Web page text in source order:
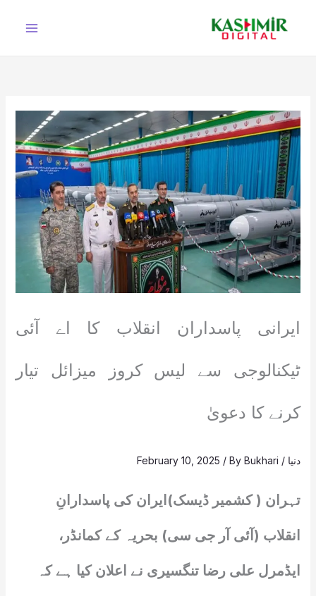
ایرانی پاسداران انقلاب کا اے آئی
ٹیکنالوجی سے لیس کروز میزائل تیار
کرنے کا دعویٰ
دنیا /
February 10, 2025 / ByBukhari
تہران ( کشمیر ڈیسک)ایران کی پاسدارانِ
انقلاب (آئی آر جی سی) بحریہ کے کمانڈر،
ایڈمرل علی رضا تنگسیری نے اعلان کیا ہے کہ